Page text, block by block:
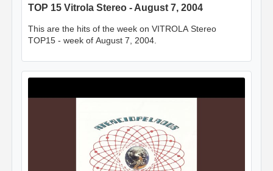
TOP 15 Vitrola Stereo - August 7, 2004
This are the hits of the week on VITROLA Stereo
TOP15 - week of August 7, 2004.